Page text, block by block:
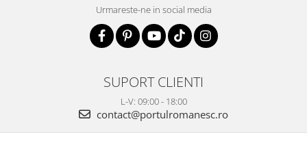
Urmareste-ne in social media
SUPORT CLIENTI
L-V: 09:00 - 18:00
contact@portulromanesc.ro